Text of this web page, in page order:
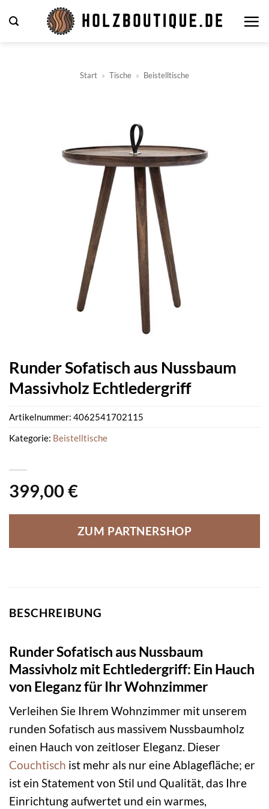
Inhalt
Start » Tische » Beistelltische
Runder Sofatisch aus Nussbaum
Massivholz Echtledergriff
399,00 €
ZUM PARTNERSHOP
Artikelnummer: 4062541702115
Kategorie: Beistelltische
BESCHREIBUNG
Runder Sofatisch aus Nussbaum
Massivholz mit Echtledergriff: Ein Hauch
von Eleganz für Ihr Wohnzimmer
Verleihen Sie Ihrem Wohnzimmer mit unserem
runden Sofatisch aus massivem Nussbaumholz
einen Hauch von zeitloser Eleganz. Dieser
Couchtisch ist mehr als nur eine Ablagefläche; er
ist ein Statement von Stil und Qualität, das Ihre
Einrichtung aufwertet und ein warmes,